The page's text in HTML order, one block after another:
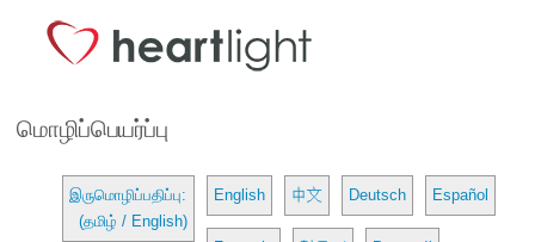
மொழிப்பெயர்ப்பு
இருமொழிப்பதிப்பு:
(தமிழ் / English)
English 中文 Deutsch Español